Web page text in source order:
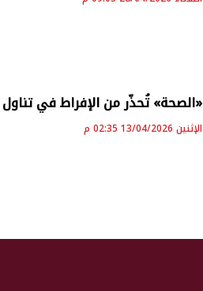
«الصحة» تُحذّر من الإفراط في
الإثنين 13/04/2026 02:35 م